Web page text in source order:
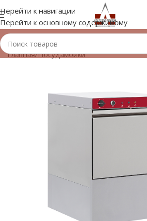
Перейти к навигации
Перейти к основному содержимому
Главная/Посудамойки